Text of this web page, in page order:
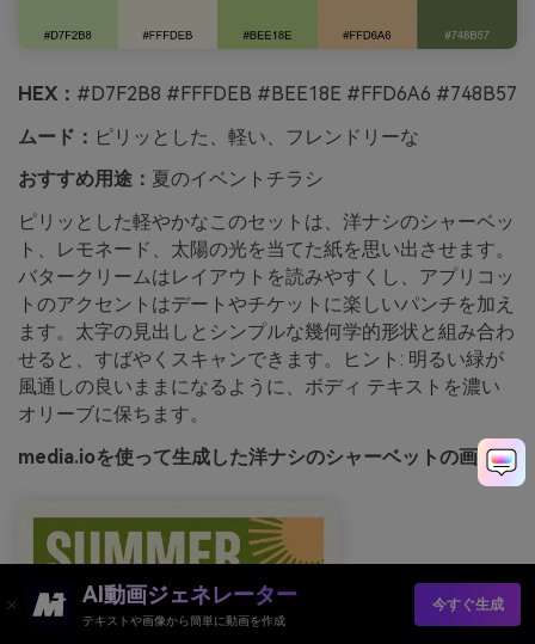
HEX： #D7F2B8 #FFFDEB #BEE18E #FFD6A6 #748B57
ムード： ピリッとした、軽い、フレンドリーな
おすすめ用途： 夏のイベントチラシ
ピリッとした軽やかなこのセットは、洋ナシのシャーベッ
ト、レモネード、太陽の光を当てた紙を思い出させます。
バタークリームはレイアウトを読みやすくし、アプリコッ
トのアクセントはデートやチケットに楽しいパンチを加え
ます。太字の見出しとシンプルな幾何学的形状と組み合わ
せると、すばやくスキャンできます。ヒント: 明るい緑が
風通しの良いままになるように、ボディ テキストを濃い
オリーブに保ちます。
media.ioを使って生成した洋ナシのシャーベットの画像例
AI動画ジェネレーター
テキストや画像から簡単に動画を作成
今すぐ生成